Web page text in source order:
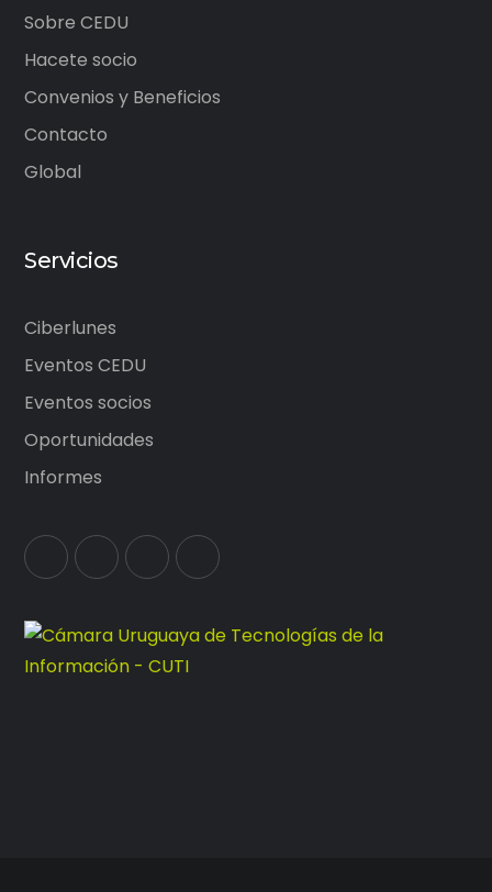
Sobre CEDU
Hacete socio
Convenios y Beneficios
Contacto
Global
Servicios
Ciberlunes
Eventos CEDU
Eventos socios
Oportunidades
Informes